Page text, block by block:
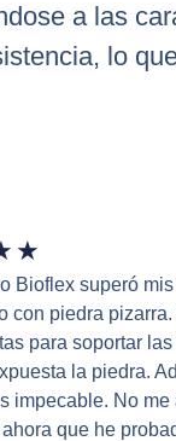
a las
lo
★
Bioflex superó
con piedra
para soportar
la piedra.
impecable. No me
que he